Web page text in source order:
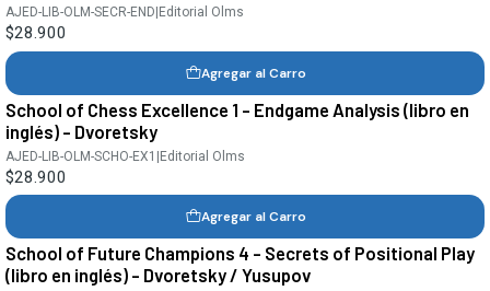
AJED-LIB-OLM-SECR-END Editorial Olms
$28.900
Agregar al Carro
School of Chess Excellence 1 - Endgame Analysis (libro en
inglés) - Dvoretsky
AJED-LIB-OLM-SCHO-EX1 |Editorial Olms
$28.900
Agregar al Carro
School of Future Champions 4 - Secrets of Positional Play
(libro en inglés) - Dvoretsky / Yusupov